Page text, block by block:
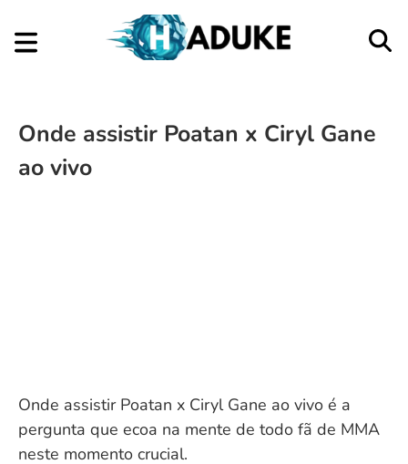
Onde assistir Poatan x Ciryl Gane
ao vivo
Onde assistir Poatan x Ciryl Gane ao vivo é a
pergunta que ecoa na mente de todo fã de MMA
neste momento crucial.